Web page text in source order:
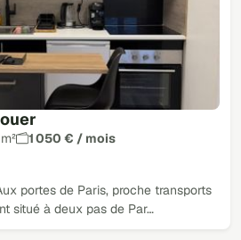
1 050 € / mois
portes de Paris, proche transports
situé à deux pas de Par…